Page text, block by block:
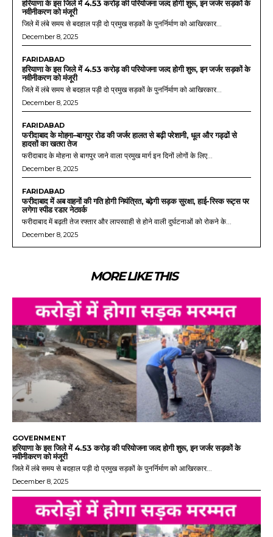
हरियाणा के इस जिले में 4.53 करोड़ की परियोजना जल्द होगी शुरू, इन जर्जर सड़कों के
नवीनीकरण को मंजूरी
जिले में लंबे समय से बदहाल पड़ी दो प्रमुख सड़कों के पुनर्निर्माण को आखिरकार...
December 8, 2025
FARIDABAD
हरियाणा के इस जिले में 4.53 करोड़ की परियोजना जल्द होगी शुरू, इन जर्जर सड़कों के
नवीनीकरण को मंजूरी
जिले में लंबे समय से बदहाल पड़ी दो प्रमुख सड़कों के पुनर्निर्माण को आखिरकार...
December 8, 2025
FARIDABAD
फरीदाबाद के मोहना–बागपुर रोड की जर्जर हालत से बढ़ी परेशानी, धूल और गड्ढों से
हादसों का खतरा तेज
फरीदाबाद के मोहना से बागपुर जाने वाला प्रमुख मार्ग इन दिनों लोगों के लिए...
December 8, 2025
FARIDABAD
फरीदाबाद में अब वाहनों की गति होगी नियंत्रित, बढ़ेगी सड़क सुरक्षा, हाई-रिस्क रूट्स पर
लगेगा स्पीड रडार नेटवर्क
फरीदाबाद में बढ़ती तेज रफ्तार और लापरवाही से होने वाली दुर्घटनाओं को रोकने के...
December 8, 2025
MORE LIKE THIS
GOVERNMENT
हरियाणा के इस जिले में 4.53 करोड़ की परियोजना जल्द होगी शुरू, इन जर्जर सड़कों के
नवीनीकरण को मंजूरी
जिले में लंबे समय से बदहाल पड़ी दो प्रमुख सड़कों के पुनर्निर्माण को आखिरकार...
December 8, 2025